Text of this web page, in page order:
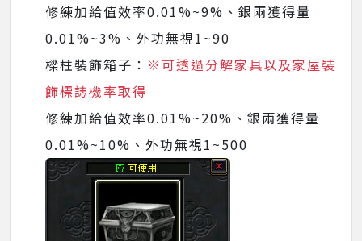
修練加給值效率0.01%~9%、銀兩獲得量
0.01%~3%、外功無視1~90
樑柱裝飾箱子： ※可透過分解家具以及家屋裝
飾標誌機率取得
修練加給值效率0.01%~20%、銀兩獲得量
0.01%~10%、外功無視1~500